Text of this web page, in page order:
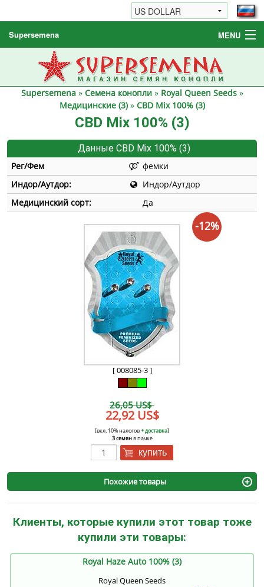
Supersemena MENU
Семена конопли
Другие товары
Как заказать / FAQ
Supersemena» Семена конопли» Royal Queen Seeds»
Медицинские (3)» CBD Mix 100% (3)
CBD Mix 100% (3)
Данные CBD Mix 100% (3)
Рег/Фем
фемки
Индор/Аутдор:
Индор/Аутдор
Медицинский сорт:
Да
[ 008085-3 ]
26,05 US$
22,92 US$
[вкл. 10% налогов+ доставка]
3 семянв пачке
купить
-12%
Похожие товары
Клиенты, которые купили этот товар тоже
купили эти товары:
Royal Haze Auto 100% (3)
Royal Queen Seeds